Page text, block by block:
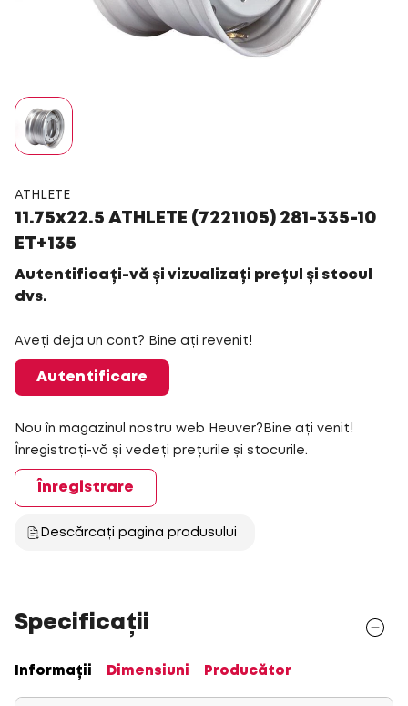
ATHLETE
11.75x22.5 ATHLETE (7221105) 281-335-10
ET+135
Autentificați-vă și vizualizați prețul și stocul
dvs.
Aveți deja un cont? Bine ați revenit!
Autentificare
Nou în magazinul nostru web Heuver?Bine ați venit!
Înregistrați-vă și vedeți prețurile și stocurile.
Înregistrare
Descărcați pagina produsului
Specificații
Informații Dimensiuni Producător